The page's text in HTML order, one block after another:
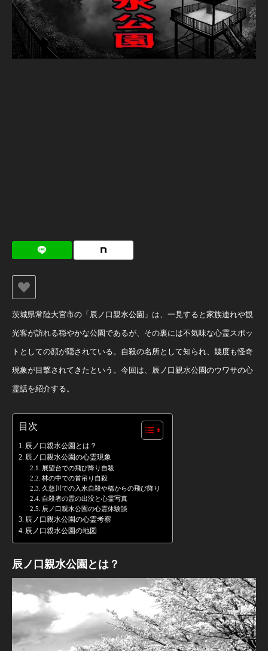
茨城県常陸大宮市の「辰ノ口親水公園」は、一見すると家族連れや観
光客が訪れる穏やかな公園であるが、その裏には不気味な心霊スポッ
トとしての顔が隠されている。自殺の名所として知られ、幾度も怪奇
現象が目撃されてきたという。今回は、辰ノ口親水公園のウワサの心
霊話を紹介する。
目次
辰ノ口親水公園とは？
辰ノ口親水公園の心霊現象
展望台での飛び降り自殺
林の中での首吊り自殺
久慈川での入水自殺や橋からの飛び降り
自殺者の霊の出没と心霊写真
辰ノ口親水公園の心霊体験談
辰ノ口親水公園の心霊考察
辰ノ口親水公園の地図
辰ノ口親水公園とは？